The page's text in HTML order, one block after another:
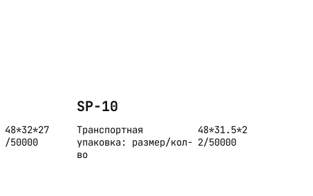
48*32*27
/50000
SP-10
Транспортная
упаковка: размер/кол-
во
48*31.5*2
2/50000